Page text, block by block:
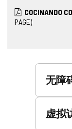
COCINANDO
PAGE)
无障
虚拟